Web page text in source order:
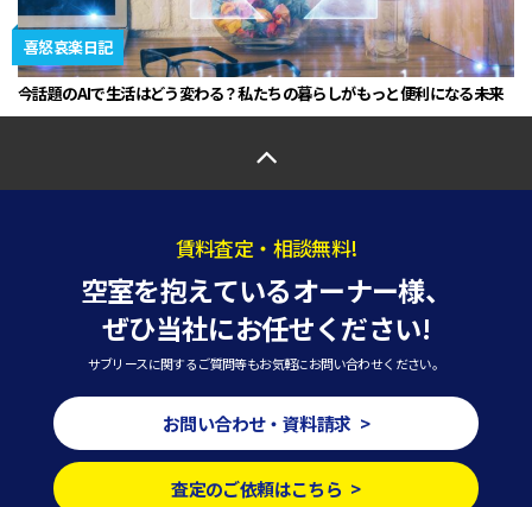
喜怒哀楽日記
今話題のAIで生活はどう変わる？私たちの暮らしがもっと便利になる未来
賃料査定・相談無料!
空室を抱えているオーナー様、
ぜひ当社にお任せください!
サブリースに関するご質問等もお気軽にお問い合わせください。
お問い合わせ・資料請求 >
査定のご依頼はこちら >